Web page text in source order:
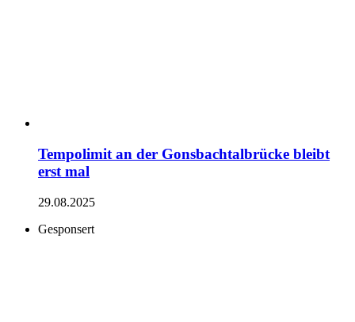
Tempolimit an der Gonsbachtalbrücke bleibt
erst mal
29.08.2025
Gesponsert